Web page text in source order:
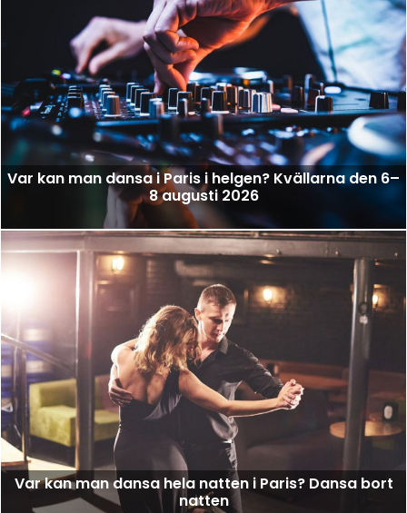
Var kan man dansa i Paris i helgen? Kvällarna den 6–
8 augusti 2026
Var kan man dansa hela natten i Paris? Dansa bort
natten